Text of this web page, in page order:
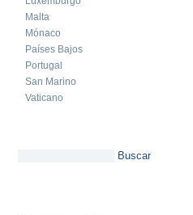
Malta
Mónaco
Países Bajos
Portugal
San Marino
Vaticano